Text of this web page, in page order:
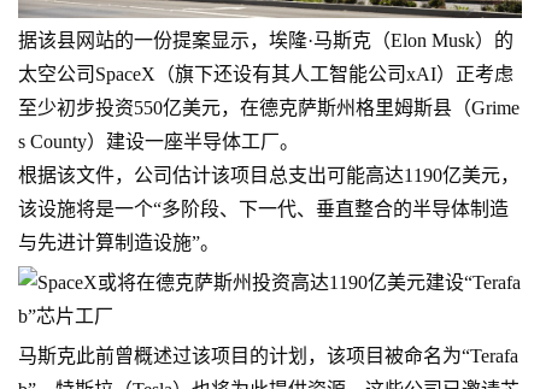
据该县网站的一份提案显示，埃隆·马斯克（Elon Musk）的
太空公司SpaceX（旗下还设有其人工智能公司xAI）正考虑
至少初步投资550亿美元，在德克萨斯州格里姆斯县（Grime
s County）建设一座半导体工厂。
根据该文件，公司估计该项目总支出可能高达1190亿美元，
该设施将是一个“多阶段、下一代、垂直整合的半导体制造
与先进计算制造设施”。
马斯克此前曾概述过该项目的计划，该项目被命名为“Terafa